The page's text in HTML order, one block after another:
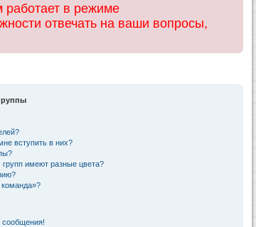
в режиме
отвечать на ваши вопросы,
вступить в них?
имеют разные цвета?
сообщения!